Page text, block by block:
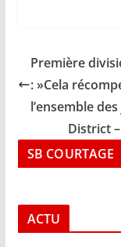
Première
: »Cela
l’ensemble
District
SB COURTAGE
ACTU